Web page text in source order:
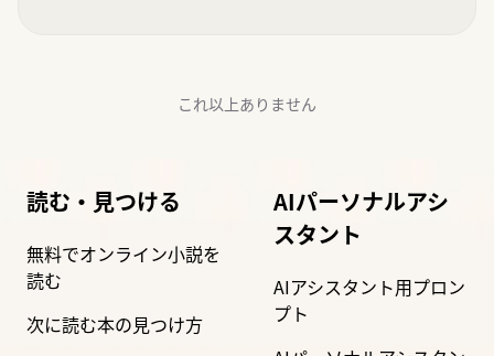
これ以上ありません
読む・見つける
無料でオンライン小説を
読む
次に読む本の見つけ方
AIパーソナルアシ
スタント
AIアシスタント用プロン
プト